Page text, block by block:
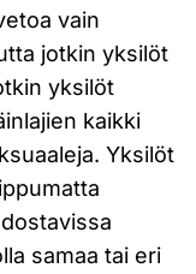
vain
jotkin yksilöt
yksilöt
kaikki
Yksilöt
samaa tai eri